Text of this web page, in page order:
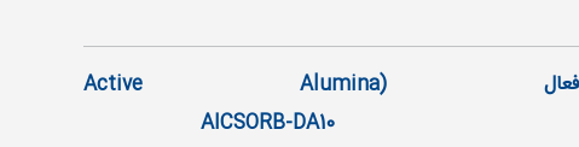
جاذب آلومینای فعال (Active Alumina